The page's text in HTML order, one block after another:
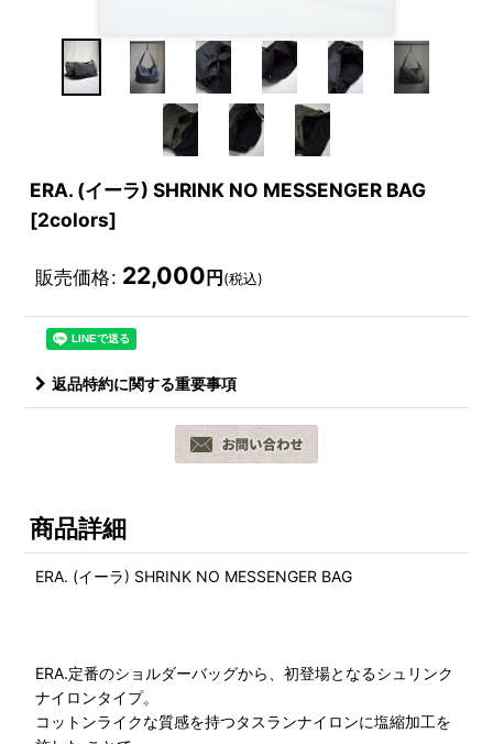
ERA. (イーラ) SHRINK NO MESSENGER BAG
[2colors]
販売価格: 22,000 円 (税込)
返品特約に関する重要事項
商品詳細
ERA. (イーラ) SHRINK NO MESSENGER BAG
ERA.定番のショルダーバッグから、初登場となるシュリンク
ナイロンタイプ。
コットンライクな質感を持つタスランナイロンに塩縮加工を